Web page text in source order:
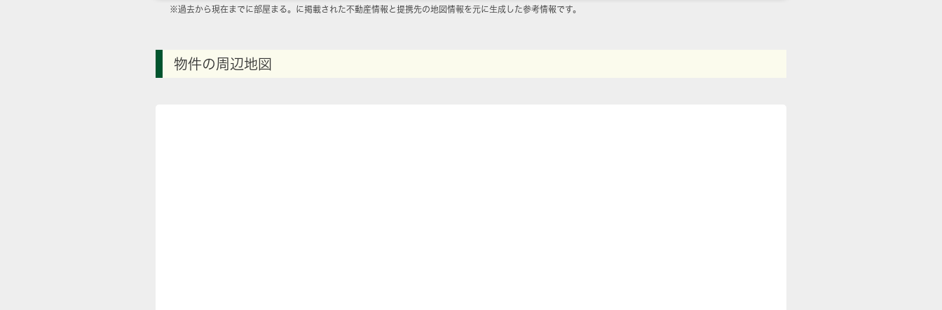
※過去から現在までに部屋まる。に掲載された不動産情報と提携先の地図情報を元に生成した参考情報です。
物件の周辺地図